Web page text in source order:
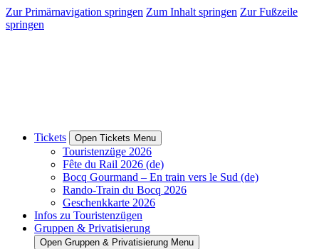
Zur Primärnavigation springen Zum Inhalt springen Zur Fußzeile
springen
Tickets Open Tickets Menu
Touristenzüge 2026
Fête du Rail 2026 (de)
Bocq Gourmand – En train vers le Sud (de)
Rando-Train du Bocq 2026
Geschenkkarte 2026
Infos zu Touristenzügen
Gruppen & Privatisierung
Open Gruppen & Privatisierung Menu